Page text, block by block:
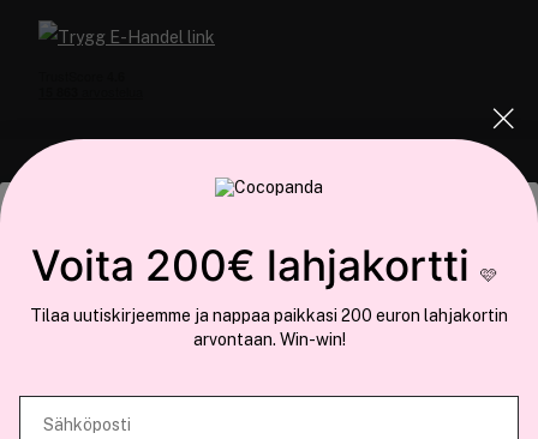
Tämä sivusto käyttää evästeitä
Käytämme evästeitä tarjoamamme sisällön ja mainosten
räätälöimiseen, sosiaalisen median ominaisuuksien tukemiseen ja
käytät sivustoamme. Kumppanimme voivat yhdistää näitä tietoja muihin
Meistä
Voita 200€ lahjakortti 🩷
Tilaa uutiskirjeemme ja nappaa paikkasi 200 euron lahjakortin
arvontaan. Win-win!
Sähköposti